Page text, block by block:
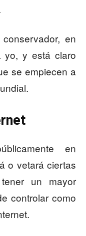
en
yo, y está claro
se empiecen a
en
o vetará ciertas
un mayor
controlar como